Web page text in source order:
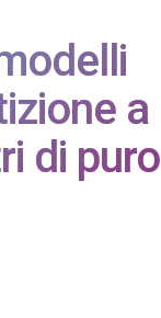
a
di puro